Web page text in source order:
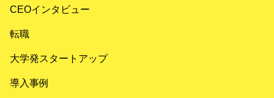
CEOインタビュー
転職
大学発スタートアップ
導入事例